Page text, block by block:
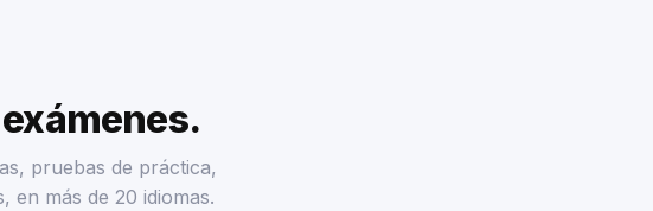
pruebas de práctica,
en más de 20 idiomas.